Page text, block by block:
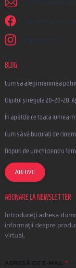
scrieti @
Suntem și pe
earplugs.ro
BLOG
Cum să alegi mărimea
Clipitul și regula 20-20-20:
În apă! De ce toată lumea
Cum să vă bucurați de
Dopuri de urechi pentru
ARHIVE
ABONARE LA NEWSLETTER
Introduceţi adresa
informaţii despre
virtual.
ADRESĂ DE E-MAIL